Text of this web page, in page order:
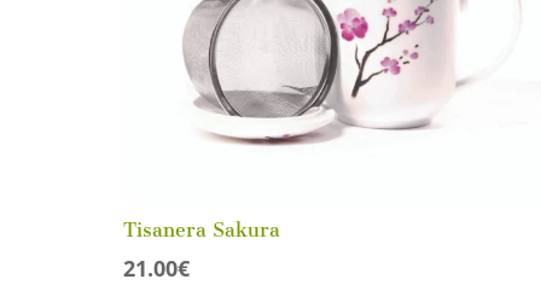
Tisanera Sakura
21.00€